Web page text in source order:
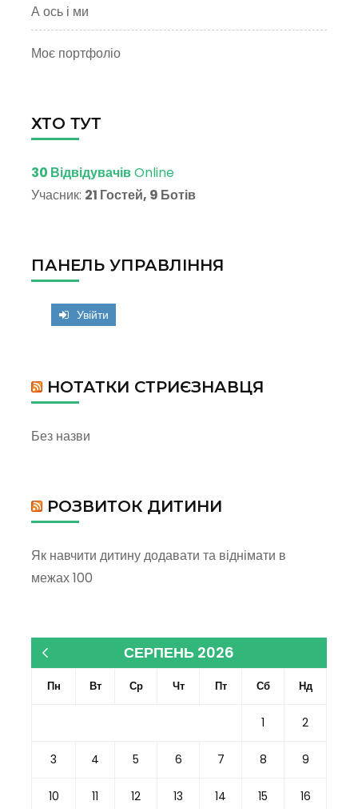
А ось і ми
Моє портфоліо
ХТО ТУТ
30 ВідвідувачівOnline
Учасник: 21 Гостей, 9 Ботів
ПАНЕЛЬ УПРАВЛІННЯ
Увійти
НОТАТКИ СТРИЄЗНАВЦЯ
Без назви
РОЗВИТОК ДИТИНИ
Як навчити дитину додавати та віднімати в
межах 100
СЕРПЕНЬ 2026
Пн Вт Ср Чт Пт Сб Нд
1 2
3 4 5 6 7 8 9
10 11 12 13 14 15 16